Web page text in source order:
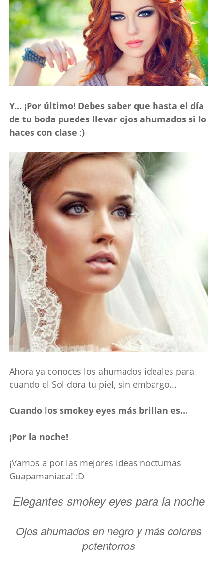
Y... ¡Por último! Debes saber que hasta el día
de tu boda puedes llevar ojos ahumados si lo
haces con clase ;)
Ahora ya conoces los ahumados ideales para
cuando el Sol dora tu piel, sin embargo...
Cuando los smokey eyes más brillan es...
¡Por la noche!
¡Vamos a por las mejores ideas nocturnas
Guapamaniaca! :D
Elegantes smokey eyes para la noche
Ojos ahumados en negro y más colores
potentorros